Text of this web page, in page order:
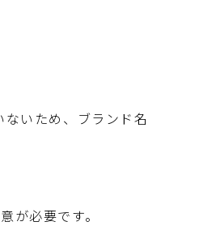
いため、ブランド名
が必要です。